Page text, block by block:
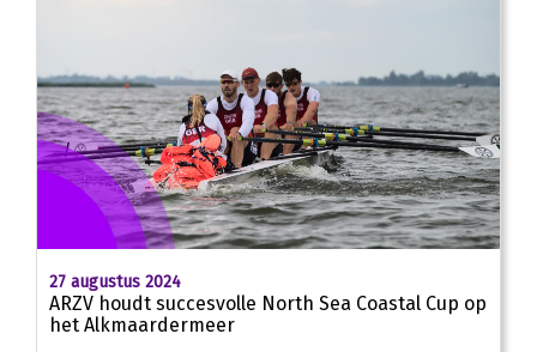
27 augustus 2024
ARZV houdt succesvolle North Sea Coastal Cup op
het Alkmaardermeer